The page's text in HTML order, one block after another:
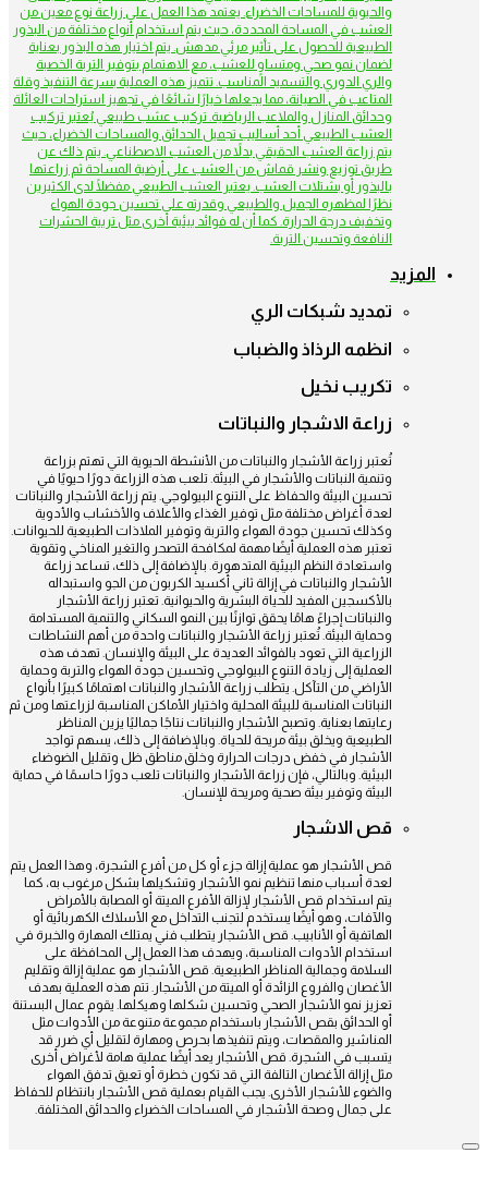
والحيوية للمساحات الخضراء. يعتمد هذا العمل على زراعة نوع معين من
العشب في المساحة المحددة، حيث يتم استخدام أنواع مختلفة من البذور
الطبيعية للحصول على تأثير مرئي مدهش. يتم اختيار هذه البذور بعناية
لضمان نمو صحي ومتساوٍ للعشب، مع الاهتمام بتوفير التربة الخصبة
والري الدوري والتسميد المناسب. تتميز هذه العملية بسرعة التنفيذ وقلة
المتاعب في الصيانة، مما يجعلها خيارًا شائعًا في تجهيز استراحات العائلة
وحدائق المنازل والملاعب الرياضية. تركيب عشب طبيعي يُعتبر تركيب
العشب الطبيعي أحد أساليب تجميل الحدائق والمساحات الخضراء، حيث
يتم زراعة العشب الحقيقي بدلاً من العشب الاصطناعي. يتم ذلك عن
طريق توزيع ونشر قماش من العشب على أرضية المساحة ثم زراعتها
بالبذور أو بشتلات العشب. يعتبر العشب الطبيعي مفضلًا لدى الكثيرين
نظرًا لمظهره الجميل والطبيعي وقدرته على تحسين جودة الهواء
وتخفيف درجة الحرارة. كما أن له فوائد بيئية أخرى مثل تربية الحشرات
النافعة وتحسين التربة.
المزيد
تمديد شبكات الري
انظمه الرذاذ والضباب
تكريب نخيل
زراعة الاشجار والنباتات
تُعتبر زراعة الأشجار والنباتات من الأنشطة الحيوية التي تهتم بزراعة
وتنمية النباتات والأشجار في البيئة. تلعب هذه الزراعة دورًا حيويًا في
تحسين البيئة والحفاظ على التنوع البيولوجي. يتم زراعة الأشجار والنباتات
لعدة أغراض مختلفة مثل توفير الغذاء والأعلاف والأخشاب والأدوية
وكذلك تحسين جودة الهواء والتربة وتوفير الملاذات الطبيعية للحيوانات.
تعتبر هذه العملية أيضًا مهمة لمكافحة التصحر والتغير المناخي وتقوية
واستعادة النظم البيئية المتدهورة. بالإضافة إلى ذلك، تساعد زراعة
الأشجار والنباتات في إزالة ثاني أكسيد الكربون من الجو واستبداله
بالأكسجين المفيد للحياة البشرية والحيوانية. تعتبر زراعة الأشجار
والنباتات إجراءً هامًا يحقق توازنًا بين النمو السكاني والتنمية المستدامة
وحماية البيئة. تُعتبر زراعة الأشجار والنباتات واحدة من أهم النشاطات
الزراعية التي تعود بالفوائد العديدة على البيئة والإنسان. تهدف هذه
العملية إلى زيادة التنوع البيولوجي وتحسين جودة الهواء والتربة وحماية
الأراضي من التآكل. يتطلب زراعة الأشجار والنباتات اهتمامًا كبيرًا بأنواع
النباتات المناسبة للبيئة المحلية واختيار الأماكن المناسبة لزراعتها ومن ثم
رعايتها بعناية. وتصبح الأشجار والنباتات نتاجًا جماليًا يزين المناظر
الطبيعية ويخلق بيئة مريحة للحياة. وبالإضافة إلى ذلك، يسهم تواجد
الأشجار في خفض درجات الحرارة وخلق مناطق ظل وتقليل الضوضاء
البيئية. وبالتالي، فإن زراعة الأشجار والنباتات تلعب دورًا حاسمًا في حماية
البيئة وتوفير بيئة صحية ومريحة للإنسان.
قص الاشجار
قص الأشجار هو عملية إزالة جزء أو كل من أفرع الشجرة، وهذا العمل يتم
لعدة أسباب منها تنظيم نمو الأشجار وتشكيلها بشكل مرغوب به، كما
يتم استخدام قص الأشجار لإزالة الأفرع الميتة أو المصابة بالأمراض
والآفات، وهو أيضًا يستخدم لتجنب التداخل مع الأسلاك الكهربائية أو
الهاتفية أو الأنابيب. قص الأشجار يتطلب فني يمتلك المهارة والخبرة في
استخدام الأدوات المناسبة، ويهدف هذا العمل إلى المحافظة على
السلامة وجمالية المناظر الطبيعية. قص الأشجار هو عملية إزالة وتقليم
الأغصان والفروع الزائدة أو الميتة من الأشجار. تتم هذه العملية بهدف
تعزيز نمو الأشجار الصحي وتحسين شكلها وهيكلها. يقوم عمال البستنة
أو الحدائق بقص الأشجار باستخدام مجموعة متنوعة من الأدوات مثل
المناشير والمقصات، ويتم تنفيذها بحرص ومهارة لتقليل أي ضرر قد
يتسبب في الشجرة. قص الأشجار يعد أيضًا عملية هامة لأغراض أخرى
مثل إزالة الأغصان التالفة التي قد تكون خطرة أو تعيق تدفق الهواء
والضوء للأشجار الأخرى. يجب القيام بعملية قص الأشجار بانتظام للحفاظ
على جمال وصحة الأشجار في المساحات الخضراء والحدائق المختلفة.